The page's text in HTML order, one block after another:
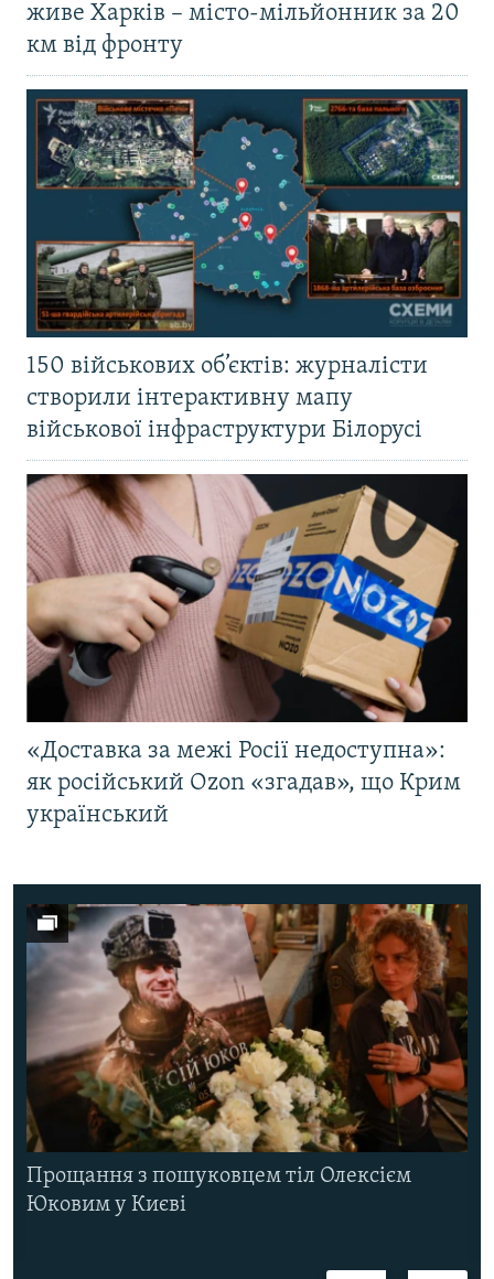
живе Харків – місто-мільйонник за 20
км від фронту
150 військових об’єктів: журналісти
створили інтерактивну мапу
військової інфраструктури Білорусі
«Доставка за межі Росії недоступна»:
як російський Ozon «згадав», що Крим
український
Прощання з пошуковцем тіл Олексієм
Юковим у Києві